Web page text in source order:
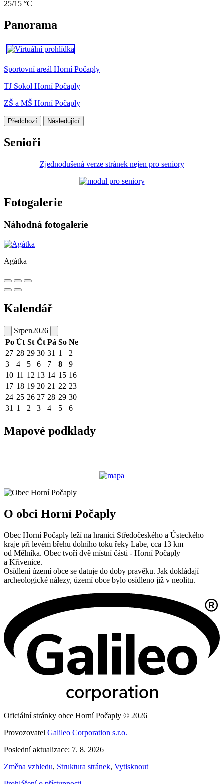
25/15 °C
Panorama
Sportovní areál Horní Počaply
TJ Sokol Horní Počaply
ZŠ a MŠ Horní Počaply
Předchozí Následující
Senioři
Zjednodušená verze stránek nejen pro seniory
Fotogalerie
Náhodná fotogalerie
Agátka
Kalendář
Srpen2026
Po Út St Čt Pá So Ne
27 28 29 30 31 1
2
3
4 5 6 7 8
9
10 11 12 13 14 15 16
17 18 19 20 21 22 23
24 25 26 27 28 29 30
31 1 2 3 4 5 6
Mapové podklady
O obci Horní Počaply
Obec Horní Počaply leží na hranici Středočeského a Ústeckého
kraje při levém břehu dolního toku řeky Labe, cca 13 km
od Mělníka. Obec tvoří dvě místní části - Horní Počaply
a Křivenice.
Osídlení území obce se datuje do doby pravěku. Jak dokládají
archeologické nálezy, území obce bylo osídleno již v neolitu.
Oficiální stránky obce Horní Počaply © 2026
Provozovatel Galileo Corporation s.r.o.
Poslední aktualizace: 7. 8. 2026
Změna vzhledu, Struktura stránek, Vytisknout